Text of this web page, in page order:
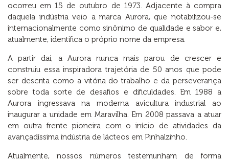
ocorreu em 15 de outubro de 1973. Adjacente à compra
daquela indústria veio a marca Aurora, que notabilizou-se
internacionalmente como sinônimo de qualidade e sabor e,
atualmente, identifica o próprio nome da empresa.
A partir daí, a Aurora nunca mais parou de crescer e
construiu essa inspiradora trajetória de 50 anos que pode
ser descrita como a vitória do trabalho e da perseverança
sobre toda sorte de desafios e dificuldades. Em 1988 a
Aurora ingressava na moderna avicultura industrial ao
inaugurar a unidade em Maravilha. Em 2008 passava a atuar
em outra frente pioneira com o início de atividades da
avançadíssima indústria de lácteos em Pinhalzinho.
Atualmente, nossos números testemunham de forma